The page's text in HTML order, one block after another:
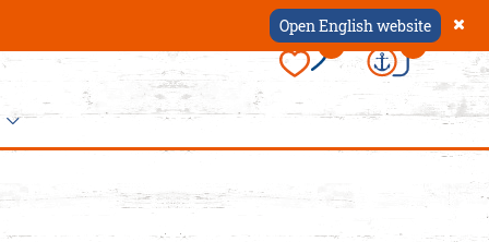
Open English website
0 0